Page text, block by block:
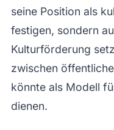
seine Position als
festigen, sondern
Kulturförderung
zwischen
könnte als Modell
dienen.